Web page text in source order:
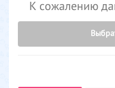
К сожалению